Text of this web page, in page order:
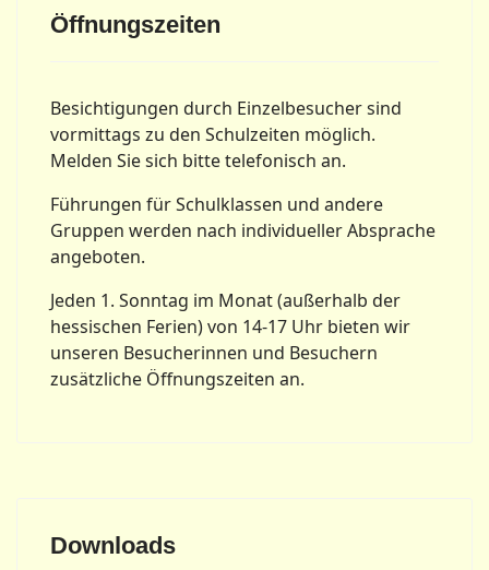
Öffnungszeiten
Besichtigungen durch Einzelbesucher sind
vormittags zu den Schulzeiten möglich.
Melden Sie sich bitte telefonisch an.
Führungen für Schulklassen und andere
Gruppen werden nach individueller Absprache
angeboten.
Jeden 1. Sonntag im Monat (außerhalb der
hessischen Ferien) von 14-17 Uhr bieten wir
unseren Besucherinnen und Besuchern
zusätzliche Öffnungszeiten an.
Downloads